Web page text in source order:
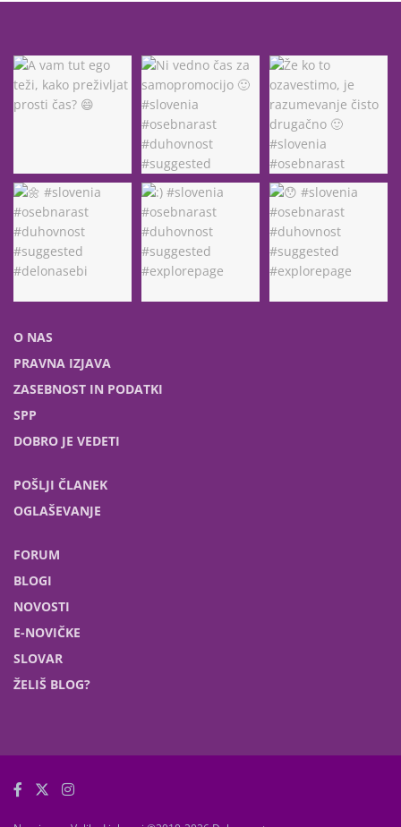
O NAS
PRAVNA IZJAVA
ZASEBNOST IN PODATKI
SPP
DOBRO JE VEDETI
POŠLJI ČLANEK
OGLAŠEVANJE
FORUM
BLOGI
NOVOSTI
E-NOVIČKE
SLOVAR
ŽELIŠ BLOG?